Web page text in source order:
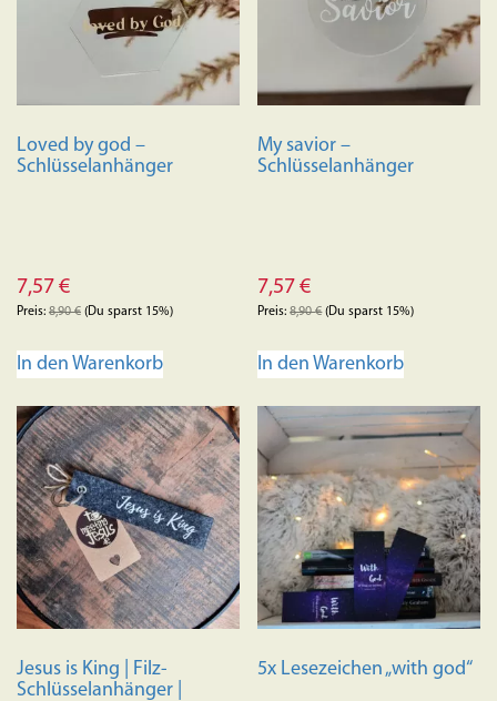
können
auf
Loved by god –
Schlüsselanhänger
7,57 €
Preis: 8,90€ (Du sparst 15%)
In den Warenkorb
My savior –
Schlüsselanhänger
7,57€
Preis:8,90€(Du sparst 15%)
In den Warenkorb
Jesus is King | Filz-
Schlüsselanhänger |
5x Lesezeichen „with god“